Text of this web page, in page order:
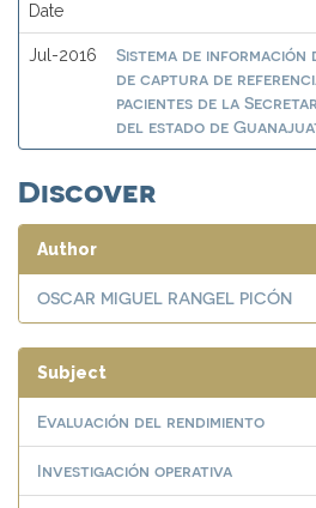
Date
Jul-2016
Sistema de información
de captura de
pacientes de la
del estado de
Discover
Author
OSCAR MIGUEL RANGEL PICÓN
Subject
Evaluación del rendimiento
Investigación operativa